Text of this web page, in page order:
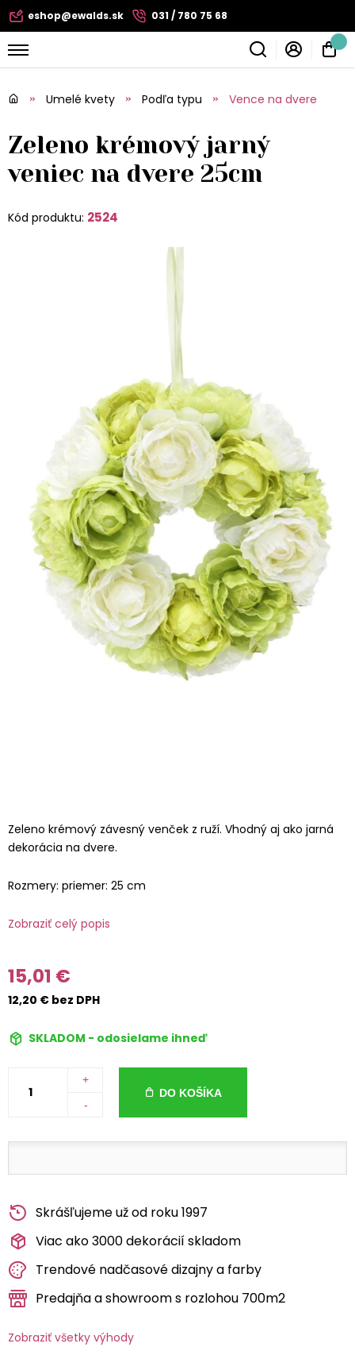
eshop@ewalds.sk 031 / 780 75 68
Umelé kvety Podľa typu Vence na dvere
Zeleno krémový jarný
veniec na dvere 25cm
Kód produktu: 2524
Zeleno krémový závesný venček z ruží. Vhodný aj ako jarná
dekorácia na dvere.
Rozmery: priemer: 25 cm
Zobraziť celý popis
15,01 €
12,20 € bez DPH
SKLADOM - odosielame ihneď
+
-
DO KOŠÍKA
Skrášľujeme už od roku 1997
Viac ako 3000 dekorácií skladom
Trendové nadčasové dizajny a farby
Predajňa a showroom s rozlohou 700m2
Zobraziť všetky výhody